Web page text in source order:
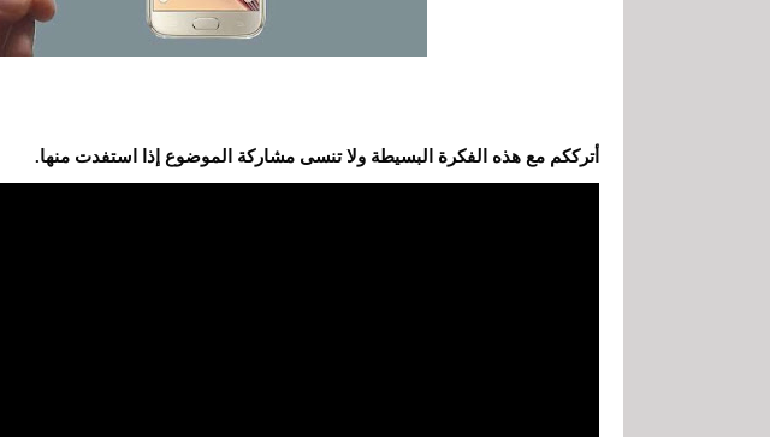
أترككم مع هذه الفكرة البسيطة ولا تنسى مشاركة الموضوع إذا استفدت منها.